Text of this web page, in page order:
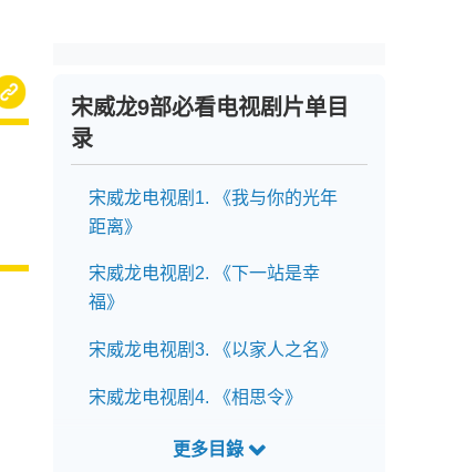
宋威龙9部必看电视剧片单目
录
宋威龙电视剧1. 《我与你的光年
距离》
宋威龙电视剧2. 《下一站是幸
福》
宋威龙电视剧3. 《以家人之名》
宋威龙电视剧4. 《相思令》
宋威龙电视剧5. 《韶华若锦》